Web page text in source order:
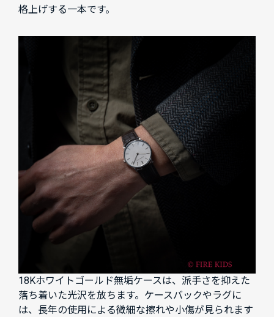
格上げする一本です。
18Kホワイトゴールド無垢ケースは、派手さを抑えた
落ち着いた光沢を放ちます。ケースバックやラグに
は、長年の使用による微細な擦れや小傷が見られます